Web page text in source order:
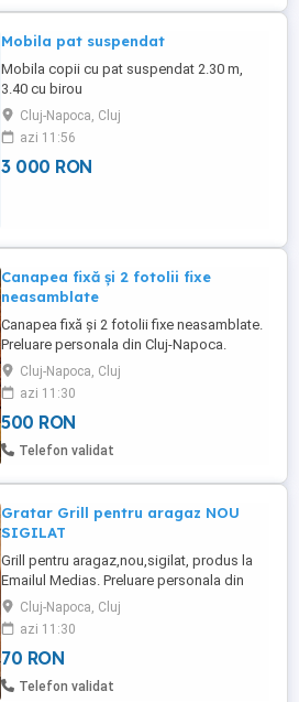
Mobila pat suspendat
Mobila copii cu pat suspendat 2.30 m,
3.40 cu birou
Cluj-Napoca, Cluj
azi 11:56
3 000 RON
Canapea fixă și 2 fotolii fixe
neasamblate
Canapea fixă și 2 fotolii fixe neasamblate.
Preluare personala din Cluj-Napoca.
Cluj-Napoca, Cluj
azi 11:30
500 RON
Telefon validat
Gratar Grill pentru aragaz NOU
SIGILAT
Grill pentru aragaz,nou,sigilat, produs la
Emailul Medias. Preluare personala din
Cluj-Napoca.
Cluj-Napoca, Cluj
azi 11:30
70 RON
Telefon validat